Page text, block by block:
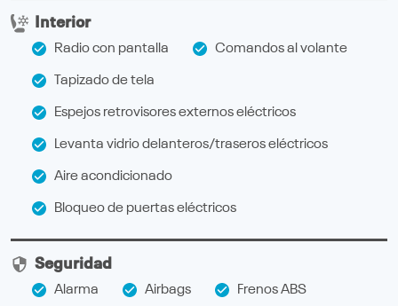
Interior
Radio con pantalla Comandos al volante
Tapizado de tela
Espejos retrovisores externos eléctricos
Levanta vidrio delanteros/traseros eléctricos
Aire acondicionado
Bloqueo de puertas eléctricos
Seguridad
Alarma Airbags Frenos ABS